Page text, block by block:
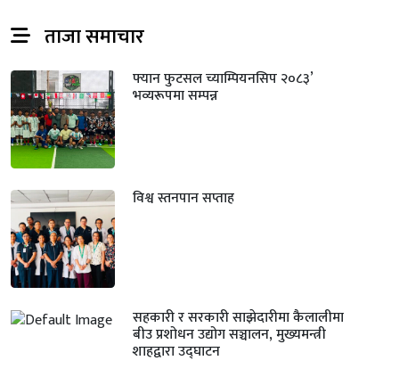
ताजा समाचार
फ्यान फुटसल च्याम्पियनसिप २०८३’
भव्यरूपमा सम्पन्न
विश्व स्तनपान सप्ताह
सहकारी र सरकारी साझेदारीमा कैलालीमा
बीउ प्रशोधन उद्योग सञ्चालन, मुख्यमन्त्री
शाहद्वारा उद्घाटन